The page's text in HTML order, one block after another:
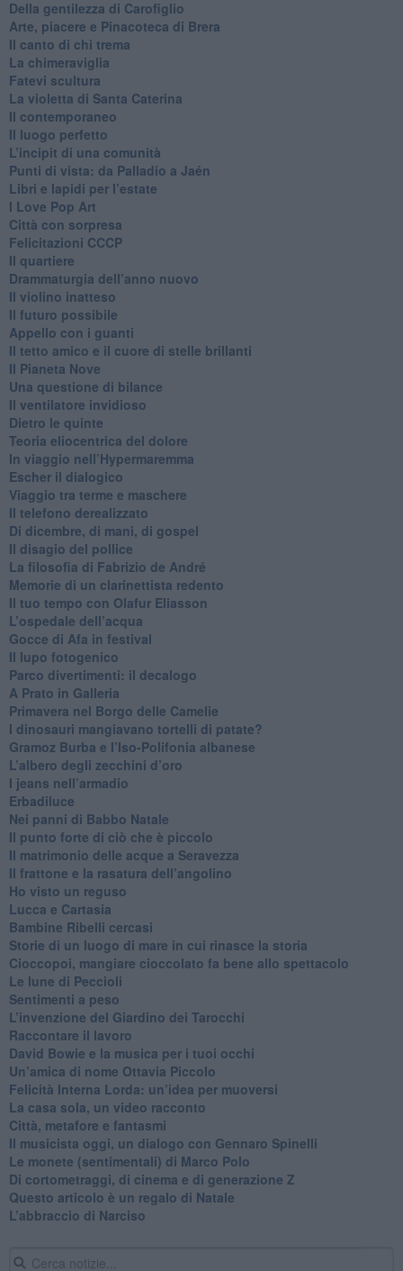
​Della gentilezza di Carofiglio
Arte, piacere e Pinacoteca di Brera
​Il canto di chi trema
La chimeraviglia
​Fatevi scultura
​La violetta di Santa Caterina
​Il contemporaneo
​Il luogo perfetto
​L’incipit di una comunità
Punti di vista: da Palladio a Jaén
​Libri e lapidi per l’estate
​I Love Pop Art
Città con sorpresa
Felicitazioni CCCP
​Il quartiere
​Drammaturgia dell’anno nuovo
​Il violino inatteso
​Il futuro possibile
​Appello con i guanti
​Il tetto amico e il cuore di stelle brillanti
​Il Pianeta Nove
​Una questione di bilance
​Il ventilatore invidioso
​Dietro le quinte
​Teoria eliocentrica del dolore
In viaggio nell’Hypermaremma
​Escher il dialogico
​Viaggio tra terme e maschere
Il telefono derealizzato
​Di dicembre, di mani, di gospel
​Il disagio del pollice
​La filosofia di Fabrizio de André
Memorie di un clarinettista redento
​Il tuo tempo con Olafur Eliasson
​L’ospedale dell’acqua
​Gocce di Afa in festival
​Il lupo fotogenico
​Parco divertimenti: il decalogo
​A Prato in Galleria
​Primavera nel Borgo delle Camelie
I dinosauri mangiavano tortelli di patate?
​Gramoz Burba e l’Iso-Polifonia albanese
L’albero degli zecchini d’oro
​I jeans nell’armadio
Erbadiluce
Nei panni di Babbo Natale
​Il punto forte di ciò che è piccolo
​Il matrimonio delle acque a Seravezza
​Il frattone e la rasatura dell’angolino
​Ho visto un reguso
Lucca e Cartasia
Bambine Ribelli cercasi
Storie di un luogo di mare in cui rinasce la storia
Cioccopoi, mangiare cioccolato fa bene allo spettacolo
​Le lune di Peccioli
​Sentimenti a peso
​L’invenzione del Giardino dei Tarocchi
​Raccontare il lavoro
David Bowie e la musica per i tuoi occhi
Un’amica di nome Ottavia Piccolo
​Felicità Interna Lorda: un’idea per muoversi
​La casa sola, un video racconto
​Città, metafore e fantasmi
Il musicista oggi, un dialogo con Gennaro Spinelli
Le monete (sentimentali) di Marco Polo
​Di cortometraggi, di cinema e di generazione Z
​Questo articolo è un regalo di Natale
L’abbraccio di Narciso